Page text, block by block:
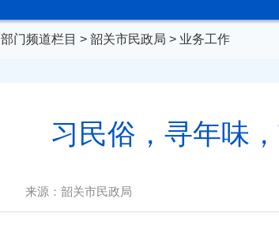
部门频道栏目 > 韶关市民政局 > 业务工作
习民俗，寻年味
来源： 韶关市民政局